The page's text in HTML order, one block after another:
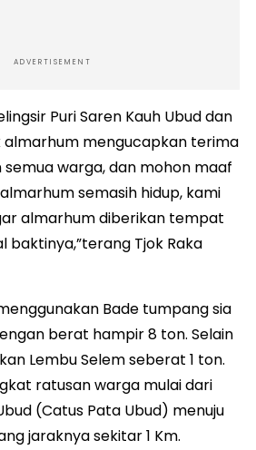
ADVERTISEMENT
Puri Saren Kauh Ubud dan
almarhum mengucapkan terima
warga, dan mohon maaf
semasih hidup, kami
almarhum diberikan tempat
baktinya,”terang Tjok Raka
Bade tumpang sia
berat hampir 8 ton. Selain
Lembu Selem seberat 1 ton.
ratusan warga mulai dari
(Catus Pata Ubud) menuju
jaraknya sekitar 1 Km.